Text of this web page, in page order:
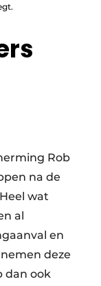
Rob
na de
wat
al
en
deze
dan ook